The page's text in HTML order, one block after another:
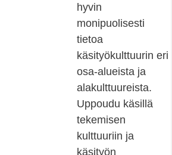
hyvin
monipuolisesti
tietoa
käsityökulttuurin eri
osa-alueista ja
alakulttuureista.
Uppoudu käsillä
tekemisen
kulttuuriin ja
käsityön